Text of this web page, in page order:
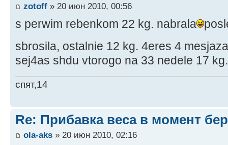
zotoff » 20 июн 2010, 00:56
s perwim rebenkom 22 kg. nabrala
sbrosila, ostalnie 12 kg. 4eres 4
sej4as shdu vtorogo na 33 nedele 17
спят,14
Re: Прибавка веса в момент
ola-aks » 20 июн 2010, 02:16